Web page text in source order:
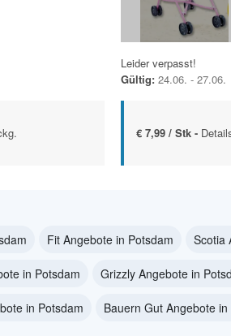
Leider verpasst!
Gültig: 24.06. - 27.06.
€ 7,99 / Stk -
Fit Angebote in Potsdam Scotia
in Potsdam Grizzly Angebote in
in Potsdam Bauern Gut Angebote in